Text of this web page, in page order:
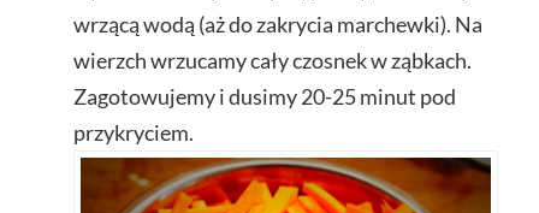
wrzącą wodą (aż do zakrycia marchewki). Na
wierzch wrzucamy cały czosnek w ząbkach.
Zagotowujemy i dusimy 20-25 minut pod
przykryciem.